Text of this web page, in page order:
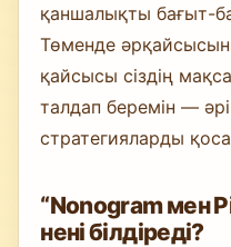
қаншалықты бағыт-
Төменде
қайсысы сіздің
талдап беремін —
стратегияларды
“Nonogram мен
нені білдіреді?